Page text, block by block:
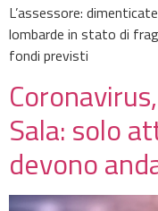
L’assessore:
lombarde in stato di
fondi previsti
Sala: solo
devono